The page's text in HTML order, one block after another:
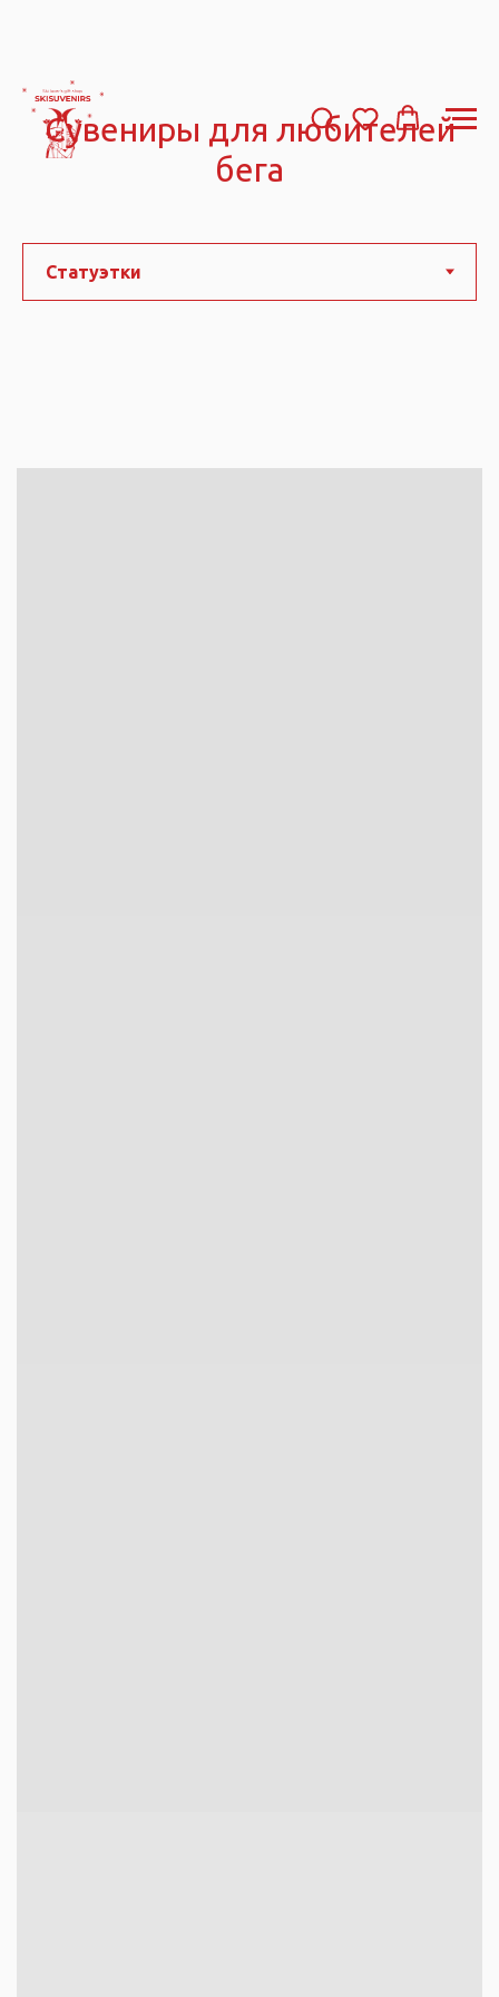
Сувениры для любителей
бега